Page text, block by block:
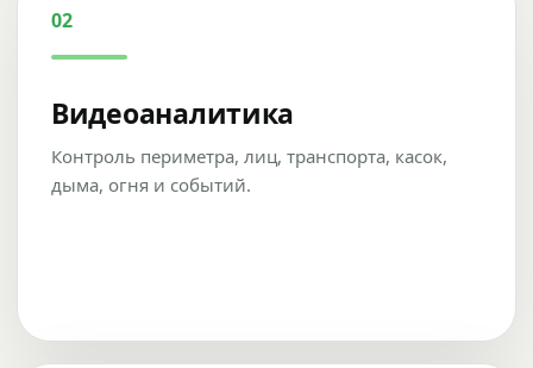
02
Видеоаналитика
Контроль периметра, лиц, транспорта, касок,
дыма, огня и событий.